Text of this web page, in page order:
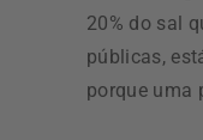
20% do sal
públicas,
porque uma